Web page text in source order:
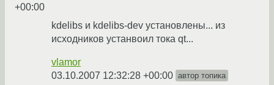
+00:00
kdelibs и kdelibs-dev установлены... из
исходников устанвоил тока qt...
vlamor
03.10.2007 12:32:28 +00:00 автор топика